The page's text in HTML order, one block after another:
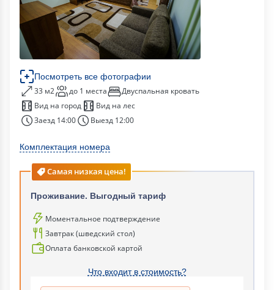
Посмотреть все фотографии
33 м2 до 1 места
Двуспальная кровать
Вид на город
Вид на лес
Заезд 14:00
Выезд 12:00
Комплектация номера
Самая низкая цена!
Проживание. Выгодный тариф
Моментальное подтверждение
Завтрак (шведский стол)
Оплата банковской картой
Что входит в стоимость?